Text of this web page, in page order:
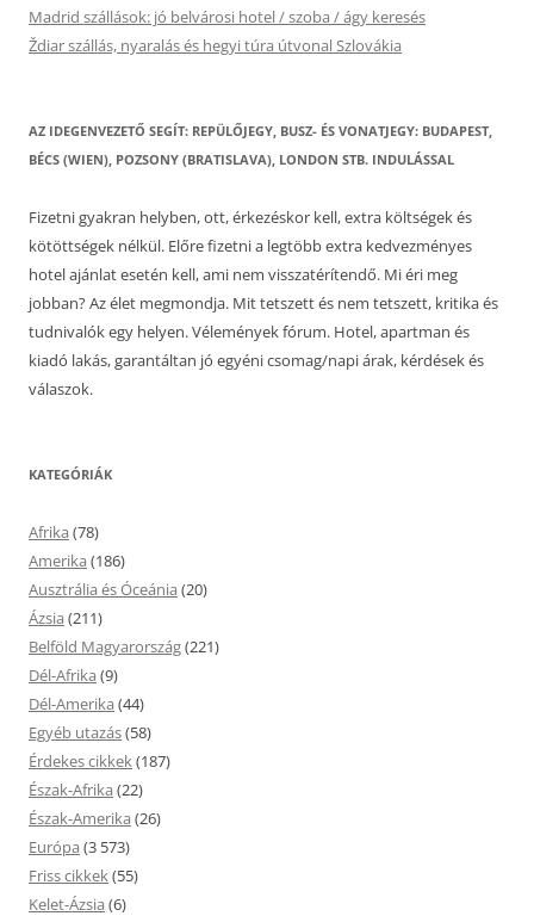
Madrid szállások: jó belvárosi hotel / szoba / ágy keresés
Ždiar szállás, nyaralás és hegyi túra útvonal Szlovákia
AZ IDEGENVEZETŐ SEGÍT: REPÜLŐJEGY, BUSZ- ÉS VONATJEGY: BUDAPEST,
BÉCS (WIEN), POZSONY (BRATISLAVA), LONDON STB. INDULÁSSAL
Fizetni gyakran helyben, ott, érkezéskor kell, extra költségek és
kötöttségek nélkül. Előre fizetni a legtöbb extra kedvezményes
hotel ajánlat esetén kell, ami nem visszatérítendő. Mi éri meg
jobban? Az élet megmondja. Mit tetszett és nem tetszett, kritika és
tudnivalók egy helyen. Vélemények fórum. Hotel, apartman és
kiadó lakás, garantáltan jó egyéni csomag/napi árak, kérdések és
válaszok.
KATEGÓRIÁK
Afrika (78)
Amerika (186)
Ausztrália és Óceánia (20)
Ázsia (211)
Belföld Magyarország(221)
Dél-Afrika (9)
Dél-Amerika (44)
Egyéb utazás(58)
Érdekes cikkek(187)
Észak-Afrika (22)
Észak-Amerika (26)
Európa (3 573)
Friss cikkek(55)
Kelet-Ázsia (6)